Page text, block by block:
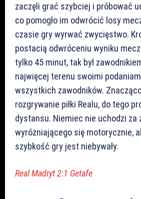
zaczęli grać szybciej i próbować
co pomogło im odwrócić losy
czasie gry wyrwać zwycięstwo.
postacią odwróceniu wyniku
tylko 45 minut, tak był
najwięcej terenu swoimi
wszystkich zawodników.
rozgrywanie piłki Realu, do tego
dystansu. Niemiec nie uchodzi za
wyróżniającego się motorycznie,
szybkość gry jest niebywały.
Real Madryt 2:1 Getafe